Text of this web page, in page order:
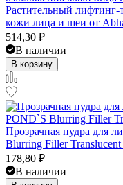
Растительный
кожи лица и шеи от
514,30 ₽
В наличии
В корзину
Прозрачная пудра для
Blurring Filler
178,80 ₽
В наличии